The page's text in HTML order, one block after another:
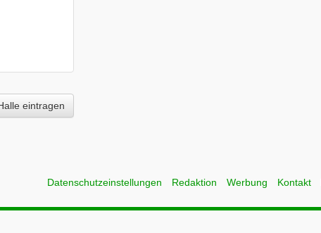
eintragen
Datenschutzeinstellungen Redaktion Werbung Kontakt